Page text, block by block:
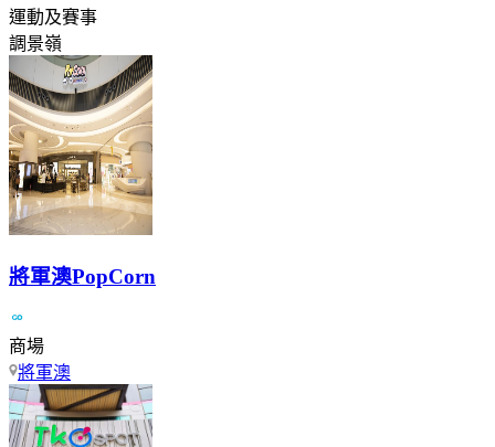
運動及賽事
調景嶺
將軍澳PopCorn
商場
將軍澳